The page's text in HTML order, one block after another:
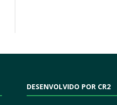
DESENVOLVIDO POR CR2